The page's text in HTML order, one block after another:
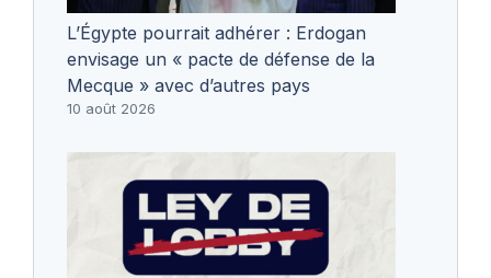
L’Égypte pourrait adhérer : Erdogan
envisage un « pacte de défense de la
Mecque » avec d’autres pays
10 août 2026